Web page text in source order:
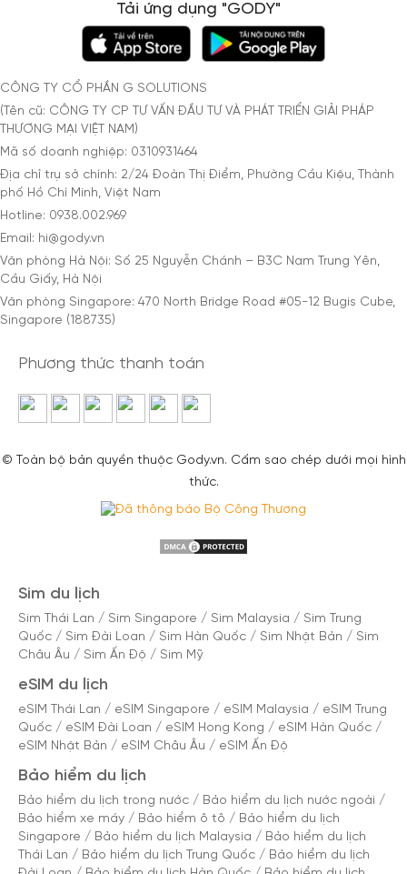
Tải ứng dụng "GODY"
CÔNG TY CỔ PHẦN G SOLUTIONS
(Tên cũ: CÔNG TY CP TƯ VẤN ĐẦU TƯ VÀ PHÁT TRIỂN GIẢI PHÁP
THƯƠNG MẠI VIỆT NAM)
Mã số doanh nghiệp: 0310931464
Địa chỉ trụ sở chính: 2/24 Đoàn Thị Điểm, Phường Cầu Kiệu, Thành
phố Hồ Chí Minh, Việt Nam
Hotline: 0938.002.969
Email: hi@gody.vn
Văn phòng Hà Nội: Số 25 Nguyễn Chánh – B3C Nam Trung Yên,
Cầu Giấy, Hà Nội
Văn phòng Singapore: 470 North Bridge Road #05-12 Bugis Cube,
Singapore (188735)
Phương thức thanh toán
© Toàn bộ bản quyền thuộc Gody.vn. Cấm sao chép dưới mọi hình
thức.
Sim du lịch
Sim Thái Lan / Sim Singapore / Sim Malaysia / Sim Trung
Quốc / Sim Đài Loan / Sim Hàn Quốc / Sim Nhật Bản / Sim
Châu Âu / Sim Ấn Độ / Sim Mỹ
eSIM du lịch
eSIM Thái Lan / eSIM Singapore / eSIM Malaysia / eSIM Trung
Quốc / eSIM Đài Loan / eSIM Hong Kong / eSIM Hàn Quốc /
eSIM Nhật Bản / eSIM Châu Âu / eSIM Ấn Độ
Bảo hiểm du lịch
Bảo hiểm du lịch trong nước / Bảo hiểm du lịch nước ngoài /
Bảo hiểm xe máy / Bảo hiểm ô tô / Bảo hiểm du lịch
Singapore / Bảo hiểm du lịch Malaysia / Bảo hiểm du lịch
Thái Lan / Bảo hiểm du lịch Trung Quốc / Bảo hiểm du lịch